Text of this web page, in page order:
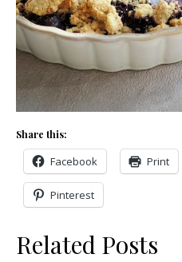
Share this:
Facebook Print
Pinterest
Related Posts